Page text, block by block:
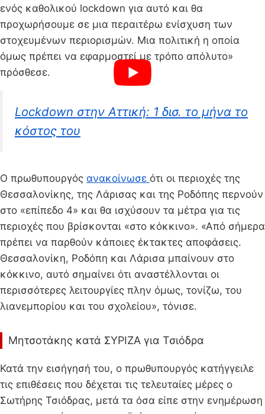
ενός καθολικού lockdown για αυτό και θα
προχωρήσουμε σε μια περαιτέρω ενίσχυση των
στοχευμένων περιορισμών. Μια πολιτική η οποία
όμως πρέπει να εφαρμοστεί με τρόπο απόλυτο»
πρόσθεσε.
Lockdown στην Αττική: 1 δισ. το μήνα το
κόστος του
Ο πρωθυπουργός ανακοίνωσε ότι οι περιοχές της
Θεσσαλονίκης, της Λάρισας και της Ροδόπης περνούν
στο «επίπεδο 4» και θα ισχύσουν τα μέτρα για τις
περιοχές που βρίσκονται «στο κόκκινο». «Από σήμερα
πρέπει να παρθούν κάποιες έκτακτες αποφάσεις.
Θεσσαλονίκη, Ροδόπη και Λάρισα μπαίνουν στο
κόκκινο, αυτό σημαίνει ότι αναστέλλονται οι
περισσότερες λειτουργίες πλην όμως, τονίζω, του
λιανεμπορίου και του σχολείου», τόνισε.
Μητσοτάκης κατά ΣΥΡΙΖΑ για Τσιόδρα
Κατά την εισήγησή του, ο πρωθυπουργός κατήγγειλε
τις επιθέσεις που δέχεται τις τελευταίες μέρες ο
Σωτήρης Τσιόδρας, μετά τα όσα είπε στην ενημέρωση